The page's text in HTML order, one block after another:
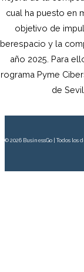
cual ha puesto en
objetivo de
y la
año 2025. Para
Pyme
de
© 2026 BusinessGo | Todos